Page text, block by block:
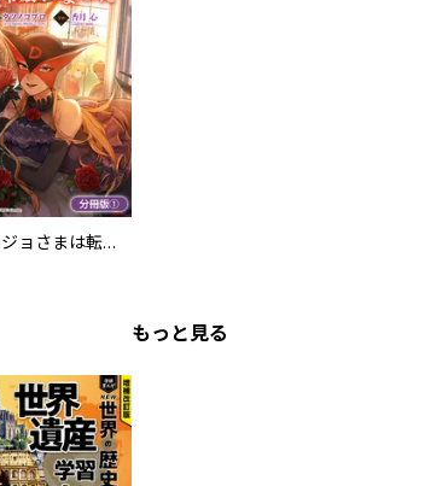
ドロンジョさまは転生しても悪役令嬢のままだった【分冊版】
もっと見る